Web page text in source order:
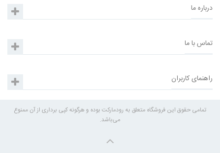
درباره ما
تماس با ما
راهنمای کاربران
تمامی حقوق این فروشگاه متعلق به رودمارکت بوده و هرگونه کپی برداری از آن ممنوع
می‌باشد.